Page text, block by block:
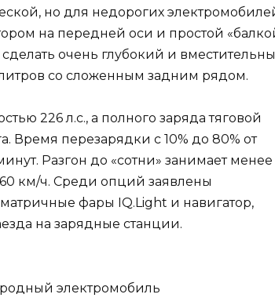
но для недорогих
на передней оси и простой
очень глубокий и
со сложенным задним рядом.
226 л.с., а полного заряда тяговой
Время перезарядки с 10% до 80% от
Разгон до «сотни» занимает менее
км/ч. Среди опций заявлены
фары IQ.Light и навигатор,
на зарядные станции.